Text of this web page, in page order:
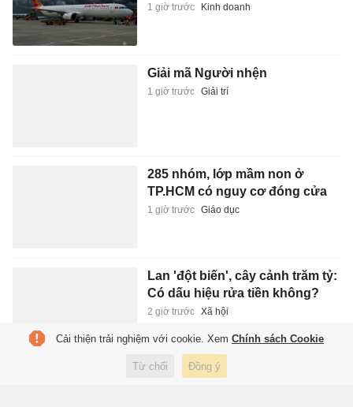
1 giờ trước Kinh doanh
Giải mã Người nhện
1 giờ trước Giải trí
285 nhóm, lớp mầm non ở
TP.HCM có nguy cơ đóng cửa
1 giờ trước Giáo dục
Lan 'đột biến', cây cảnh trăm tỷ:
Có dấu hiệu rửa tiền không?
2 giờ trước Xã hội
Everest oằn mình vì quá tải và
Cải thiện trải nghiệm với cookie. Xem Chính sách Cookie
Từ chối Đồng ý